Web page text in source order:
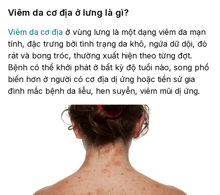
Viêm da cơ địa ở lưng là gì?
Viêm da cơ địa ở vùng lưng là một dạng viêm da mạn
tính, đặc trưng bởi tình trạng da khô, ngứa dữ dội, đỏ
rát và bong tróc, thường xuất hiện theo từng đợt.
Bệnh có thể khởi phát ở bất kỳ độ tuổi nào, song phổ
biến hơn ở người có cơ địa dị ứng hoặc tiền sử gia
đình mắc bệnh da liễu, hen suyễn, viêm mũi dị ứng.